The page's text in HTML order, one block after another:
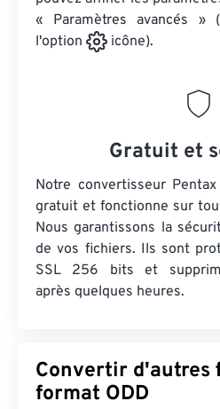
« Paramètres avancés »
l'option
icône).
Gratuit et
Notre convertisseur
gratuit et fonctionne sur
Nous garantissons la
de vos fichiers. Ils sont
SSL 256 bits et
après quelques heures.
Convertir d'autres
format ODD